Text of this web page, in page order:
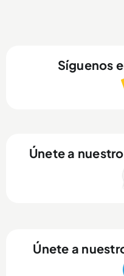
Síguenos
Únete a
Únete a